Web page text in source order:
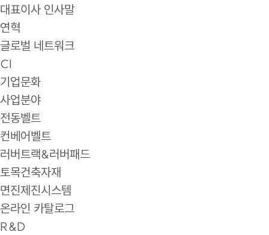
대표이사 인사말
연혁
글로벌 네트워크
CI
기업문화
사업분야
전동벨트
컨베어벨트
러버트랙&러버패드
토목건축자재
면진제진시스템
온라인 카탈로그
R&D